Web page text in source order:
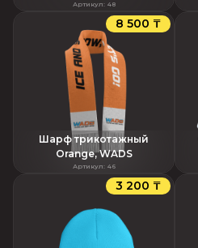
Артикул: 48
8 500 ₸
Шарф трикотажный
Orange, WADS
Артикул: 46
3 200 ₸